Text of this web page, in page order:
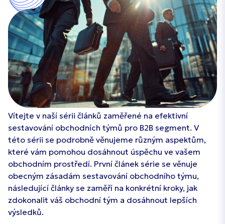
Vítejte v naší sérii článků zaměřené na efektivní
sestavování obchodních týmů pro B2B segment. V
této sérii se podrobně věnujeme různým aspektům,
které vám pomohou dosáhnout úspěchu ve vašem
obchodním prostředí. První článek série se věnuje
obecným zásadám sestavování obchodního týmu,
následující články se zaměří na konkrétní kroky, jak
zdokonalit váš obchodní tým a dosáhnout lepších
výsledků.